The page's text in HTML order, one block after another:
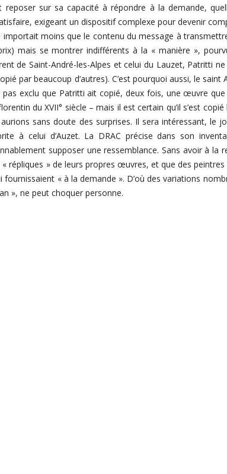
sur sa capacité à répondre à la demande,
exigeant un dispositif complexe pour devenir
moins que le contenu du message à
mais se montrer indifférents à la « manière »,
de Saint-André-les-Alpes et celui du Lauzet, Patritti
par beaucoup d’autres). C’est pourquoi aussi, le saint
pas exclu que Patritti ait copié, deux fois, une œuvre
du XVII° siècle – mais il est certain qu’il s’est
sans doute des surprises. Il sera intéressant, le
à celui d’Auzet. La DRAC précise dans son
supposer une ressemblance. Sans avoir à la
répliques » de leurs propres œuvres, et que des peintres
« à la demande ». D’où des variations
», ne peut choquer personne.